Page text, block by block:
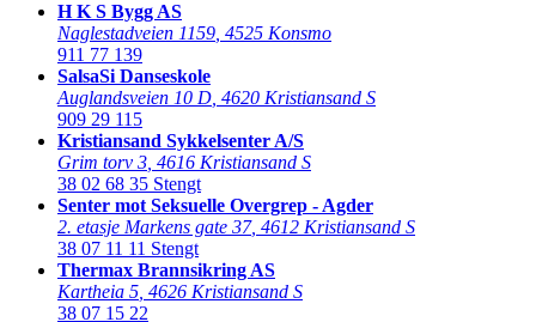
H K S Bygg AS
Naglestadveien 1159 4525 Konsmo
911 77 139
SalsaSi Danseskole
Auglandsveien 10 D 4620 Kristiansand S
909 29 115
Kristiansand Sykkelsenter A/S
Grim torv 3 4616 Kristiansand S
38 02 68 35 Stengt
Senter mot Seksuelle Overgrep - Agder
2. etasje Markens gate 37, 4612 Kristiansand S
38 07 11 11 Stengt
Thermax Brannsikring AS
Kartheia 5 4626 Kristiansand S
38 07 15 22